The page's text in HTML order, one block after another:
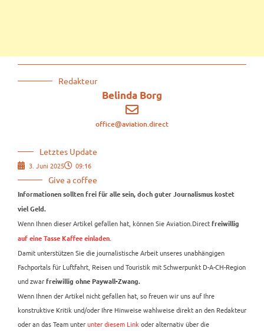
Redakteur
Belinda Borg
office@aviation.direct
Letztes Update
3. Juni 2025 09:16
Give a coffee
Informationen sollten frei für alle sein, doch guter Journalismus kostet
viel Geld.
Wenn Ihnen dieser Artikel gefallen hat, können Sie Aviation.Direct freiwillig
auf eine Tasse Kaffee einladen.
Damit unterstützen Sie die journalistische Arbeit unseres unabhängigen
Fachportals für Luftfahrt, Reisen und Touristik mit Schwerpunkt D-A-CH-Region
und zwar freiwillig ohne Paywall-Zwang.
Wenn Ihnen der Artikel nicht gefallen hat, so freuen wir uns auf Ihre
konstruktive Kritik und/oder Ihre Hinweise wahlweise direkt an den Redakteur
oder an das Team unterunter diesem Linkoder alternativ über die